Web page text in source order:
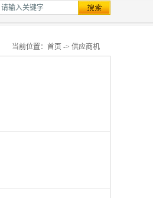
当前位置： 首页 -> 供应商机